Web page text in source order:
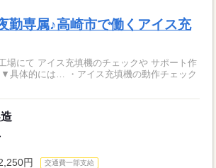
勤専属♪高崎市で働くアイス充
場にて アイス充填機のチェックや サポート作
円 交通費一部支給